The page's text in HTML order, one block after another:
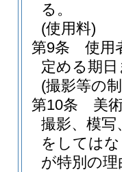
る。
(使用料)
第9条
使用
定める期
(撮影等の
第10条
美
撮影、模写
をしては
が特別の